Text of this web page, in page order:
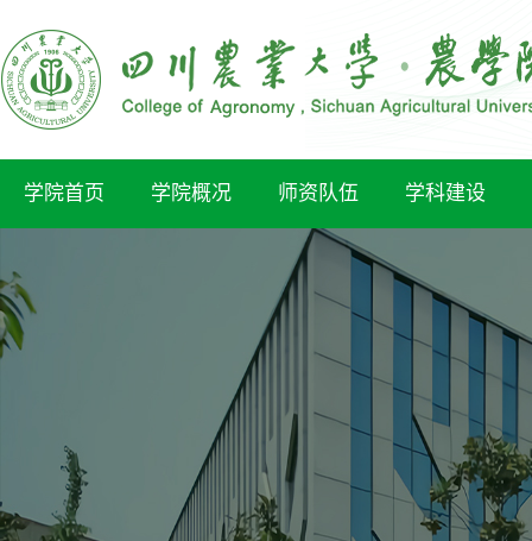
学院首页 学院概况 师资队伍 学科建设